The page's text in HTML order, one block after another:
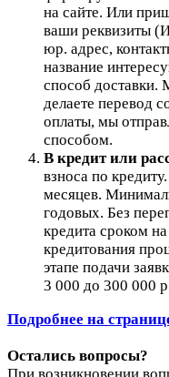
на сайте. Или
ваши реквизиты
юр. адрес,
название
способ доставки.
делаете перевод
оплаты, мы
способом.
В кредит или
взноса по
месяцев.
годовых. Без
кредита сроком
кредитования
этапе подачи
3 000 до 300 000
Подробнее на
Остались вопросы?
При возникновении